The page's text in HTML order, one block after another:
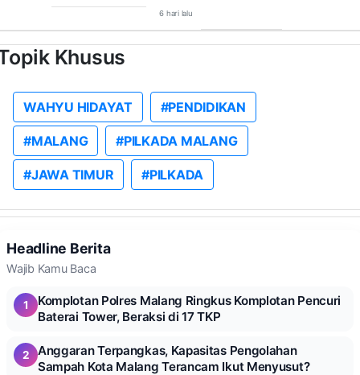
6 hari lalu
Khusus
WAHYU HIDAYAT #PENDIDIKAN
#MALANG #PILKADA MALANG
#JAWA TIMUR #PILKADA
Headline Berita
Wajib Kamu Baca
1
Komplotan Polres Malang Ringkus Komplotan Pencuri
Baterai Tower, Beraksi di 17 TKP
2
Anggaran Terpangkas, Kapasitas Pengolahan
Sampah Kota Malang Terancam Ikut Menyusut?